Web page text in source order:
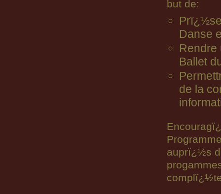
but de:
Danse
Rendre
Ballet
de la
auprï¿½s